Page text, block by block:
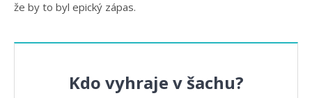
že by to byl epický zápas.
Kdo vyhraje v šachu?